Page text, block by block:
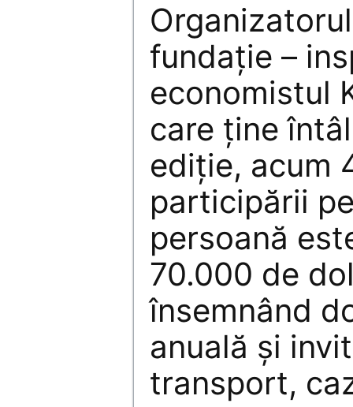
fundaţie –
economistul
care ţine
ediţie, acum
participării
persoană
70.000 de
însemnând
anuală şi
transport,